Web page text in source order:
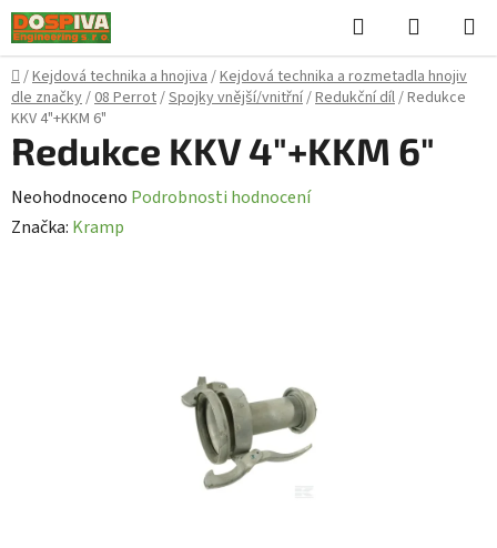
Přejít
na
obsah
Hledat
KOŠÍK
Domů
/Kejdová technika a hnojiva/Kejdová technika a rozmetadla hnojiv
dle značky/08 Perrot/Spojky vnější/vnitřní/Redukční díl/Redukce
KKV 4"+KKM 6"
Redukce KKV 4"+KKM 6"
Průměrné
hodnocení
Neohodnoceno Podrobnosti hodnocení
Značka: Kramp